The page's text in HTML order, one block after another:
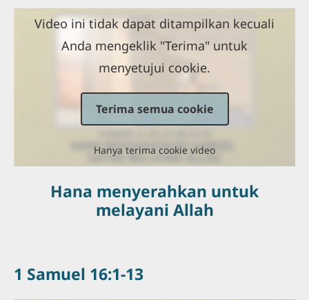
Video ini tidak dapat ditampilkan kecuali
Anda mengeklik "Terima" untuk
menyetujui cookie.
Terima semua cookie
Hanya terima cookie video
Hana menyerahkan untuk
melayani Allah
1 Samuel 16:1-13